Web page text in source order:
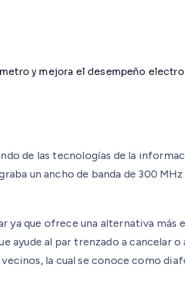
y mejora el desempeño
de las tecnologías de la
un ancho de banda de 300
ya que ofrece una alternativa
ayude al par trenzado a
la cual se conoce como